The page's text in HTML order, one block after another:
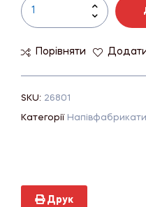
Порівняти
SKU: 26801
Категорії Напівфабрикати
Друк